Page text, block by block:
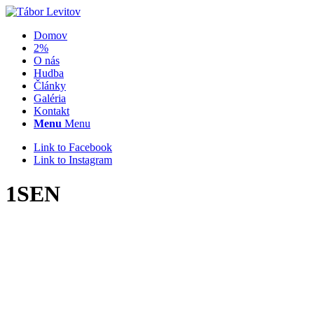
Domov
2%
O nás
Hudba
Články
Galéria
Kontakt
Menu Menu
Link to Facebook
Link to Instagram
1SEN